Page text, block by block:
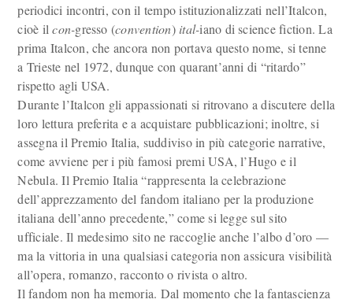
periodici incontri, con il tempo istituzionalizzati nell’Italcon,
cioè ilcon-gresso (convention) ital-iano di science fiction. La
prima Italcon, che ancora non portava questo nome, si tenne
a Trieste nel 1972, dunque con quarant’anni di “ritardo”
rispetto agli USA.
Durante l’Italcon gli appassionati si ritrovano a discutere della
loro lettura preferita e a acquistare pubblicazioni; inoltre, si
assegna il Premio Italia, suddiviso in più categorie narrative,
come avviene per i più famosi premi USA, l’Hugo e il
Nebula. Il Premio Italia “rappresenta la celebrazione
dell’apprezzamento del fandom italiano per la produzione
italiana dell’anno precedente,” come si legge sul sito
ufficiale. Il medesimo sito ne raccoglie anche l’albo d’oro —
ma la vittoria in una qualsiasi categoria non assicura visibilità
all’opera, romanzo, racconto o rivista o altro.
Il fandom non ha memoria. Dal momento che la fantascienza